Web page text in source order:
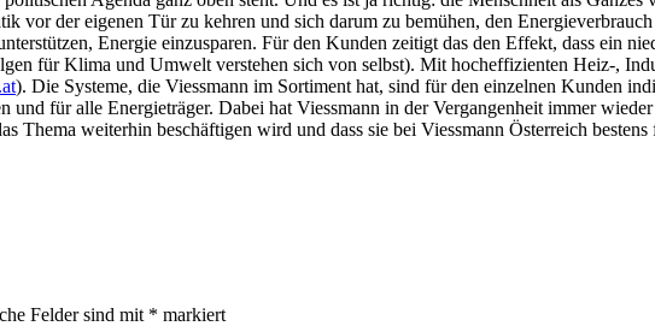
vor der eigenen Tür zu kehren und sich darum zu bemühen, den
Energie einzusparen. Für den Kunden zeitigt das den Effekt, dass ein
für Klima und Umwelt verstehen sich von selbst). Mit hocheffizienten Heiz-,
). Die Systeme, die Viessmann im Sortiment hat, sind für den einzelnen Kunden
für alle Energieträger. Dabei hat Viessmann in der Vergangenheit immer
Thema weiterhin beschäftigen wird und dass sie bei Viessmann Österreich
Felder sind mit * markiert